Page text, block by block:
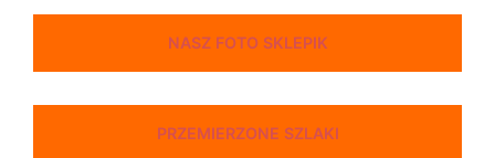
NASZ FOTO SKLEPIK
PRZEMIERZONE SZLAKI